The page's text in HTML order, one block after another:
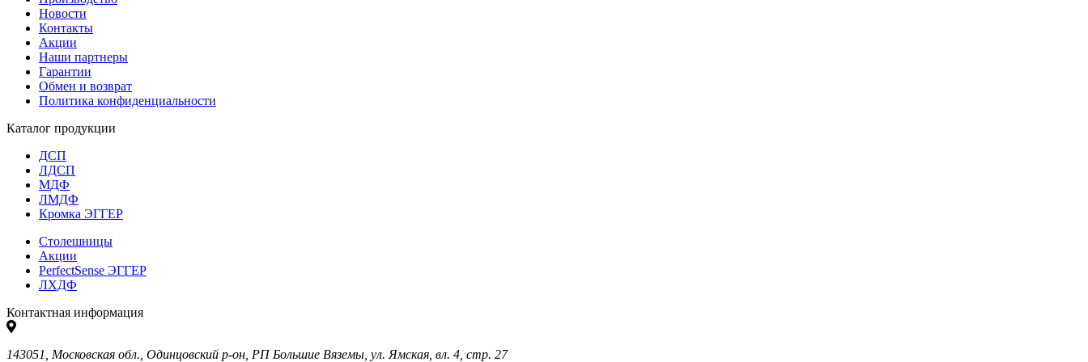
Новости
Контакты
Акции
Наши партнеры
Гарантии
Обмен и возврат
Политика конфиденциальности
Каталог продукции
ДСП
ЛДСП
МДФ
ЛМДФ
Кромка ЭГГЕР
Столешницы
Акции
PerfectSense ЭГГЕР
ЛХДФ
Контактная информация
143051, Московская обл., Одинцовский р-он, РП Большие Вяземы, ул. Ямская, вл. 4, стр. 27